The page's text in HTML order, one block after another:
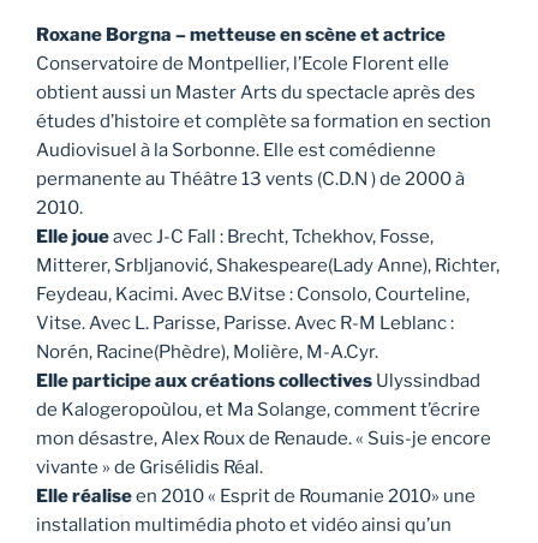
Roxane Borgna – metteuse en scène et actrice
Conservatoire de Montpellier, l’Ecole Florent elle
obtient aussi un Master Arts du spectacle après des
études d’histoire et complète sa formation en section
Audiovisuel à la Sorbonne. Elle est comédienne
permanente au Théâtre 13 vents (C.D.N ) de 2000 à
2010.
Elle joueavec J-C Fall : Brecht, Tchekhov, Fosse,
Mitterer, Srbljanović, Shakespeare(Lady Anne), Richter,
Feydeau, Kacimi. Avec B.Vitse : Consolo, Courteline,
Vitse. Avec L. Parisse, Parisse. Avec R-M Leblanc :
Norén, Racine(Phèdre), Molière, M-A.Cyr.
Elle participe aux créations collectives Ulyssindbad
de Kalogeropoùlou, et Ma Solange, comment t’écrire
mon désastre, Alex Roux de Renaude. « Suis-je encore
vivante » de Grisélidis Réal.
Elle réaliseen 2010 « Esprit de Roumanie 2010» une
installation multimédia photo et vidéo ainsi qu’un